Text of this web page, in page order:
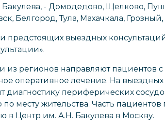
Бакулева, - Домодедово, Щелково,
Белгород, Тула, Махачкала,
выездных
регионов направляют пациентов
оперативное лечение. На
периферических
месту жительства. Часть пациентов
в Центр им. А.Н. Бакулева в Москву.